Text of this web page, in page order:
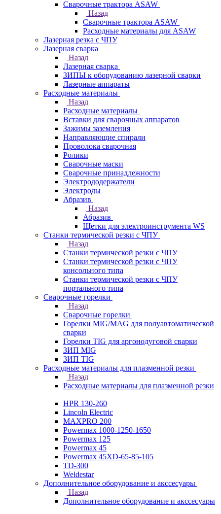
Сварочные трактора ASAW
Назад
Сварочные трактора ASAW
Расходные материалы для ASAW
Лазерная резка с ЧПУ
Лазерная сварка
Назад
Лазерная сварка
ЗИПЫ к оборудованию лазерной сварки
Лазерные аппараты
Расходные материалы
Назад
Расходные материалы
Вставки для сварочных аппаратов
Зажимы заземления
Направляющие спирали
Проволока сварочная
Ролики
Сварочные маски
Сварочные принадлежности
Электрододержатели
Электроды
Абразив
Назад
Абразив
Щетки для электроинструмента WS
Станки термической резки с ЧПУ
Назад
Станки термической резки с ЧПУ
Станки термической резки с ЧПУ
консольного типа
Станки термической резки с ЧПУ
портального типа
Сварочные горелки
Назад
Сварочные горелки
Горелки MIG/MAG для полуавтоматической
сварки
Горелки TIG для аргонодуговой сварки
ЗИП MIG
ЗИП TIG
Расходные материалы для плазменной резки
Назад
Расходные материалы для плазменной резки
HPR 130-260
Lincoln Electric
MAXPRO 200
Powermax 1000-1250-1650
Powermax 125
Powermax 45
Powermax 45XD-65-85-105
TD-300
Weldestar
Дополнительное оборудование и акссесуары
Назад
Дополнительное оборудование и акссесуары